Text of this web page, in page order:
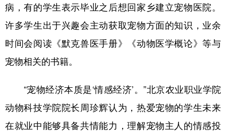
病，有的学生表示毕业之后想回家乡建立宠物医院。
许多学生出于兴趣会主动获取宠物方面的知识，业余
时间会阅读《默克兽医手册》《动物医学概论》等与
宠物相关的书籍。
“宠物经济本质是‘情感经济’。”北京农业职业学院
动物科技学院院长周珍辉认为，热爱宠物的学生未来
在就业中能够具备共情能力，理解宠物主人的情感投